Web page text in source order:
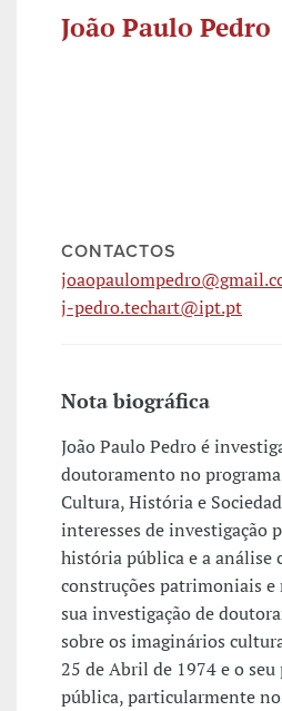
João Paulo Pedro
CONTACTOS
j-pedro.techart@ipt.pt
Nota biográfica
João Paulo Pedro é
doutoramento no
Cultura, História e
interesses de investigação
história pública e a análise
construções patrimoniais e
sua investigação de
sobre os imaginários
25 de Abril de 1974 e o
pública, particularmente